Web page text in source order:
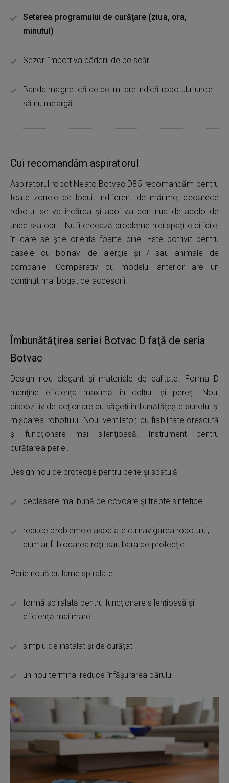
Setarea programului de curăţare (ziua, ora,
minutul)
Sezori împotriva câderii de pe scări
Banda magnetică de delimitare indică robotului unde
să nu meargă
Cui recomandăm aspiratorul
Aspiratorul robot Neato Botvac D85 recomandăm pentru
toate zonele de locuit indiferent de mărime, deoarece
robotul se va încărca și apoi va continua de acolo de
unde s-a oprit. Nu îi creează probleme nici spațiile dificile,
în care se ştie orienta foarte bine. Este potrivit pentru
casele cu bolnavi de alergie și / sau animale de
companie. Comparativ cu modelul anterior are un
conținut mai bogat de accesorii.
Îmbunătăţirea seriei Botvac D faţă de seria
Botvac
Design nou elegant și materiale de calitate. Forma D
menţine eficiența maximă în colțuri și pereți. Noul
dispozitiv de acționare cu săgeți îmbunătățește sunetul și
mișcarea robotului. Noul ventilator, cu fiabilitate crescută
și funcționare mai silenţioasă. Instrument pentru
curățarea periei.
Design nou de protecţie pentru perie și spatulă
deplasare mai bună pe covoare şi trepte sintetice
reduce problemele asociate cu navigarea robotului,
cum ar fi blocarea roţii sau bara de protecție
Perie nouă cu lame spiralate
formă spiralată pentru funcționare silențioasă și
eficiență mai mare
simplu de instalat și de curățat
un nou terminal reduce înfăşurarea părului